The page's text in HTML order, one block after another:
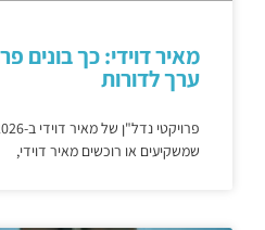
מאיר דוידי: כך בונים
ערך לדורות
שמשקיעים או רוכשים מאיר דוידי,